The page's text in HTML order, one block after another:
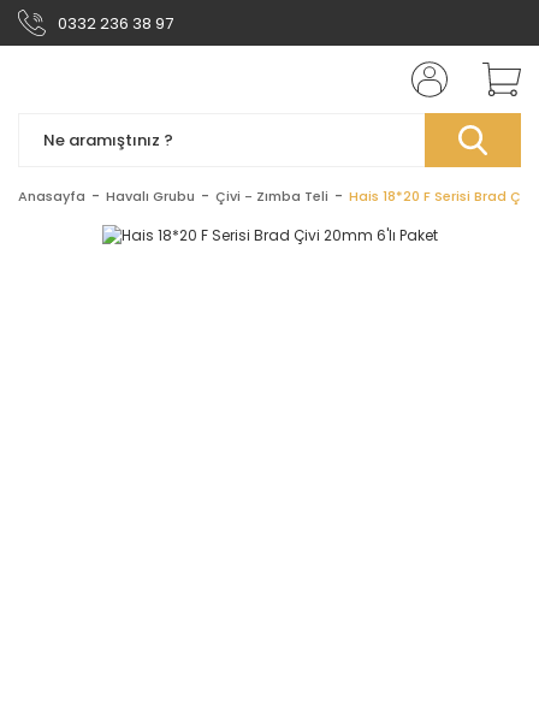
0332 236 38 97
Anasayfa Havalı Grubu Çivi - Zımba Teli Hais 18*20 F Serisi Brad